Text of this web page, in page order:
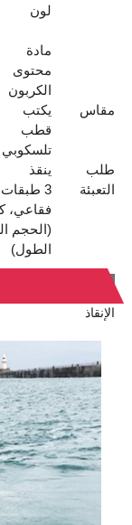
لون
مادة
محتوى
الكربون
مقاس يكتب
قطب
تلسكوبي
طلب
ينقذ
التعبئة
3
فقاعي،
الطول)
الإنقاذ